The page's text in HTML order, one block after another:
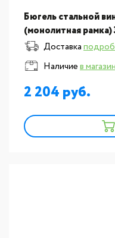
Бюгель стальной
(монолитная рамка)
Доставка
Наличиев
2 204